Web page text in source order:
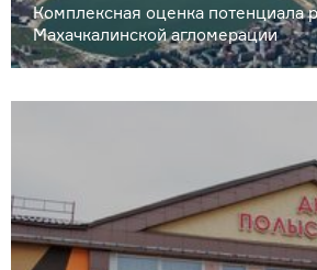
Комплексная оценка потенциала
Махачкалинской агломерации